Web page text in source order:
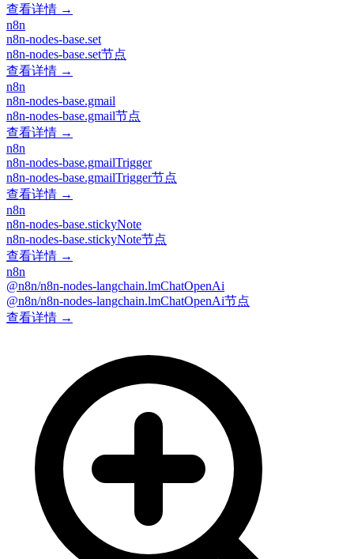
查看详情 →
n8n
n8n-nodes-base.set
n8n-nodes-base.set节点
查看详情 →
n8n
n8n-nodes-base.gmail
n8n-nodes-base.gmail节点
查看详情 →
n8n
n8n-nodes-base.gmailTrigger
n8n-nodes-base.gmailTrigger节点
查看详情 →
n8n
n8n-nodes-base.stickyNote
n8n-nodes-base.stickyNote节点
查看详情 →
n8n
@n8n/n8n-nodes-langchain.lmChatOpenAi
@n8n/n8n-nodes-langchain.lmChatOpenAi节点
查看详情 →